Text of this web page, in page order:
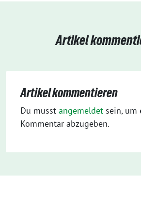
Artikel
Artikel kommentieren
Du musst angemeldet sein, um
Kommentar abzugeben.